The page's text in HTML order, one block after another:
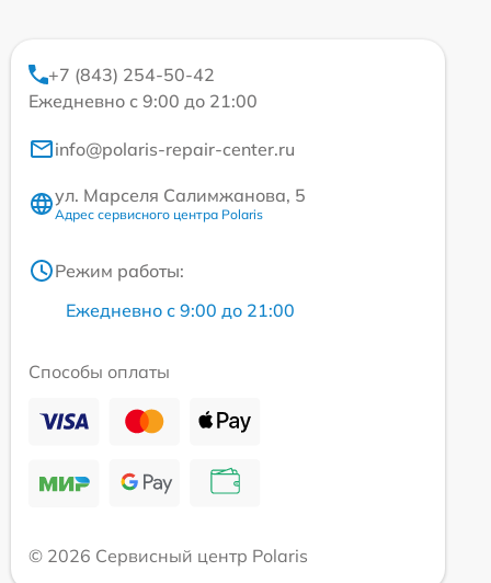
+7 (843) 254-50-42
Ежедневно с 9:00 до 21:00
info@polaris-repair-center.ru
ул. Марселя Салимжанова, 5
Адрес сервисного центра Polaris
Режим работы:
Ежедневно с 9:00 до 21:00
Способы оплаты
© 2026 Сервисный центр Polaris